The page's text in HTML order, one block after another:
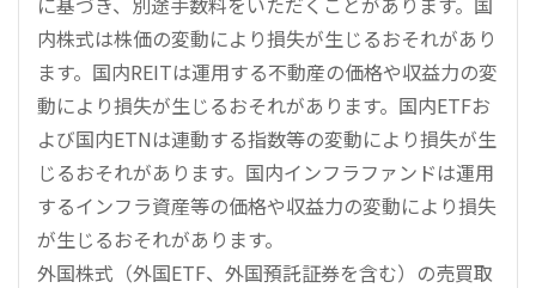
内株式は株価の変動により損失が生じるおそれがあり
ます。国内REITは運用する不動産の価格や収益力の変
動により損失が生じるおそれがあります。国内ETFお
よび国内ETNは連動する指数等の変動により損失が生
じるおそれがあります。国内インフラファンドは運用
するインフラ資産等の価格や収益力の変動により損失
が生じるおそれがあります。
外国株式（外国ETF、外国預託証券を含む）の売買取